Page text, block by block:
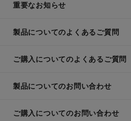
重要なお知らせ
製品についてのよくあるご質問
ご購入についてのよくあるご質問
製品についてのお問い合わせ
ご購入についてのお問い合わせ